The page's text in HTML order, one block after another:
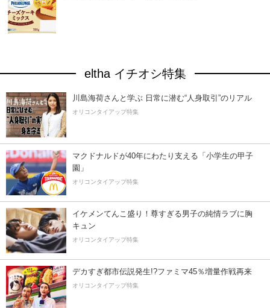
eltha イチオシ特集
川島海荷さんと学ぶ 日常に潜む“人身取引”のリアル
オリコンタイアップ特集
マクドナルドが40年にわたり支える「小学生の甲子
園」
オリコンタイアップ特集
イケメンてんこ盛り！尊すぎる男子の純情ラブに胸
キュン
オリコンタイアップ特集
デカすぎ都市伝説発生!?ファミマ45％増量作戦再来
オリコンタイアップ特集